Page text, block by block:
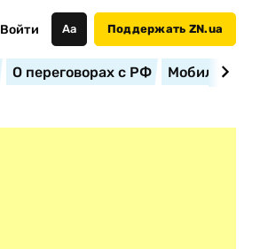
Войти Аа Поддержать ZN.ua
О переговорах с РФ